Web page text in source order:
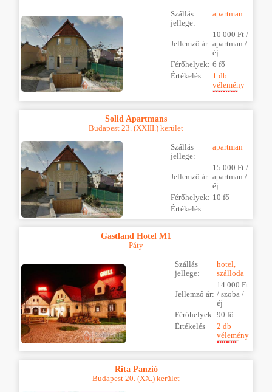
Szállás
jellege:
apartman
Jellemző ár:
10 000 Ft /
apartman /
éj
Férőhelyek: 6 fő
Értékelés
1 db
vélemény
Solid Apartmans
Budapest 23. (XXIII.) kerület
Szállás
jellege:
apartman
Jellemző ár:
15 000 Ft /
apartman /
éj
Férőhelyek: 10 fő
Értékelés
Gastland Hotel M1
Páty
Szállás
jellege:
hotel,
szálloda
Jellemző ár:
14 000 Ft
/ szoba /
éj
Férőhelyek: 90 fő
Értékelés
2 db
vélemény
Rita Panzió
Budapest 20. (XX.) kerület